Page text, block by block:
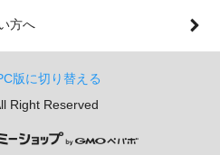
方へ
版に切り替える
Right Reserved